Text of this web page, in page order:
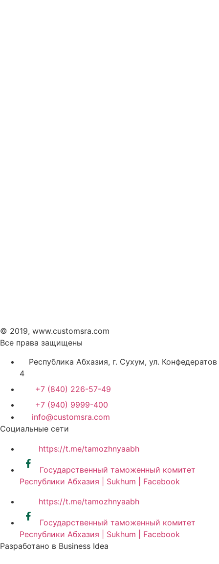
© 2019, www.customsra.com
Все права защищены
Республика Абхазия, г. Сухум, ул. Конфедератов
4
+7 (840) 226-57-49
+7 (940) 9999-400
info@customsra.com
Социальные сети
https://t.me/tamozhnyaabh
Государственный таможенный комитет
Республики Абхазия | Sukhum | Facebook
https://t.me/tamozhnyaabh
Государственный таможенный комитет
Республики Абхазия | Sukhum | Facebook
Разработано в Business Idea